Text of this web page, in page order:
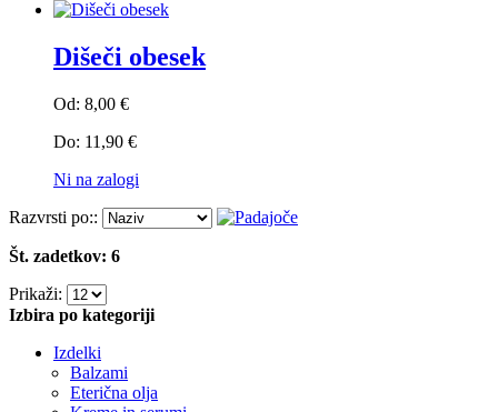
Dišeči obesek
Od: 8,00 €
Do: 11,90 €
Ni na zalogi
Razvrsti po::
Št. zadetkov: 6
Prikaži:
Izbira po kategoriji
Izdelki
Balzami
Eterična olja